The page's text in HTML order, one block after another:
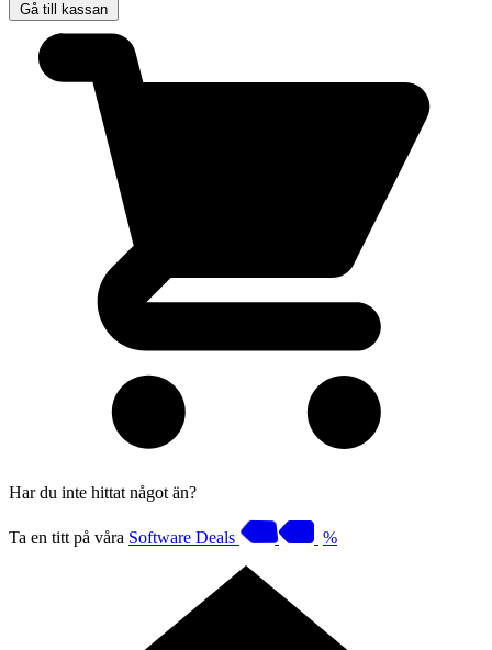
Gå till kassan
Har du inte hittat något än?
Ta en titt på våra Software Deals %